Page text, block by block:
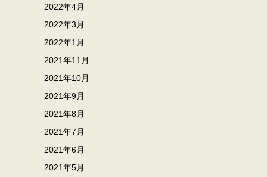
2022年4月
2022年3月
2022年1月
2021年11月
2021年10月
2021年9月
2021年8月
2021年7月
2021年6月
2021年5月